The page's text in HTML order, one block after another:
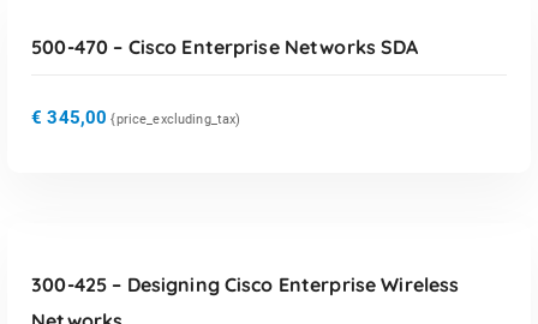
500-470 – Cisco Enterprise Networks SDA
€ 345,00 {price_excluding_tax)
300-425 – Designing Cisco Enterprise Wireless